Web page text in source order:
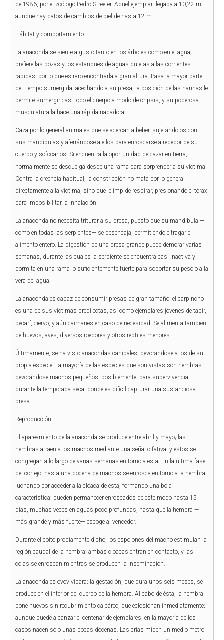
de 1986, por el zoólogo Pedro Streeter. Aquél ejemplar llegaba a 10,22 m,
aunque hay datos de cambios de piel de hasta 12 m.
Hábitat y comportamiento
La anaconda se siente a gusto tanto en los árboles como en el agua;
prefiere las pozas y los estanques de aguas quietas a las corrientes
rápidas, por lo que es raro encontrarla a gran altura. Pasa la mayor parte
del tiempo sumergida, acechando a su presa; la posición de las narinas le
permite sumergir casi todo el cuerpo a modo de cripsis, y su poderosa
musculatura la hace una rápida nadadora.
Caza por lo general animales que se acercan a beber, sujetándolos con
sus mandíbulas y aferrándose a ellos para enroscarse alrededor de su
cuerpo y sofocarlos. Si encuentra la oportunidad de cazar en tierra,
normalmente se descuelga desde una rama para sorprender a su víctima.
Contra la creencia habitual, la constricción no mata por lo general
directamente a la víctima, sino que le impide respirar, presionando el tórax
para imposibilitar la inhalación.
La anaconda no necesita triturar a su presa, puesto que su mandíbula —
como en todas las serpientes— se desencaja, permitiéndole tragar el
alimento entero. La digestión de una presa grande puede demorar varias
semanas, durante las cuales la serpiente se encuentra casi inactiva y
dormita en una rama lo suficientemente fuerte para soportar su peso o a la
vera del agua.
La anaconda es capaz de consumir presas de gran tamaño; el carpincho
es una de sus víctimas predilectas, así como ejemplares jóvenes de tapir,
pecarí, ciervo, y aún caimanes en caso de necesidad. Se alimenta también
de huevos, aves, diversos roedores y otros reptiles menores.
Últimamente, se ha visto anacondas caníbales, devorándose a los de su
propia especie. La mayoría de las especies que son vistas son hembras
devorándose machos pequeños, posiblemente, para supervivencia
durante la temporada seca, donde es díficil capturar una sustanciosa
presa.
Reproducción
El apareamiento de la anaconda se produce entre abril y mayo; las
hembras atraen a los machos mediante una señal olfativa, y estos se
congregan a lo largo de varias semanas en torno a esta. En la última fase
del cortejo, hasta una docena de machos se enrosca en torno a la hembra,
luchando por acceder a la cloaca de esta, formando una bola
característica; pueden permanecer enroscados de este modo hasta 15
días, muchas veces en aguas poco profundas, hasta que la hembra —
más grande y más fuerte— escoge al vencedor.
Durante el coito propiamente dicho, los espolones del macho estimulan la
región caudal de la hembra; ambas cloacas entran en contacto, y las
colas se enroscan mientras se producen la inseminación.
La anaconda es ovovivípara; la gestación, que dura unos seis meses, se
produce en el interior del cuerpo de la hembra. Al cabo de ésta, la hembra
pone huevos sin recubrimiento calcáreo, que eclosionan inmediatamente;
aunque puede alcanzar el centenar de ejemplares, en la mayoría de los
casos nacen sólo unas pocas docenas. Las crías miden un medio metro